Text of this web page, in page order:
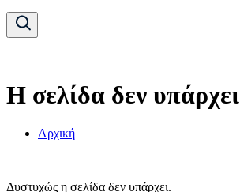
Η σελίδα δεν υπάρχει
Αρχική
Δυστυχώς η σελίδα δεν υπάρχει.